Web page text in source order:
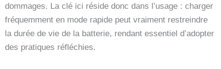
dommages. La clé ici réside donc dans l’usage : charger
fréquemment en mode rapide peut vraiment restreindre
la durée de vie de la batterie, rendant essentiel d’adopter
des pratiques réfléchies.